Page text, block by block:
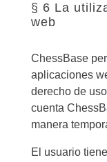
§ 6 La
web
ChessBase
aplicaciones
derecho de
cuenta
manera
El usuario